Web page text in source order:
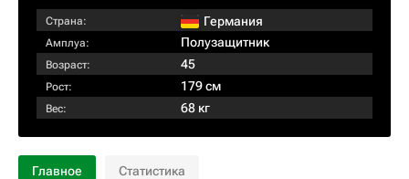
Страна: Германия
Амплуа: Полузащитник
Возраст: 45
Рост: 179 см
Вес: 68 кг
Главное Статистика